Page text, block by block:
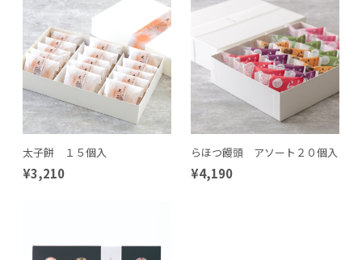
太子餅 １５個入
¥3,210
らほつ饅頭 アソート２０個入
¥4,190